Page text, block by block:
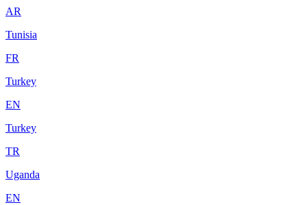
AR
Tunisia
FR
Turkey
EN
Turkey
TR
Uganda
EN